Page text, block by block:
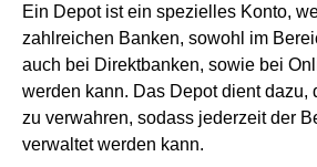
Ein Depot ist ein spezielles Konto,
zahlreichen Banken, sowohl im
auch bei Direktbanken, sowie bei
werden kann. Das Depot dient dazu,
zu verwahren, sodass jederzeit der
verwaltet werden kann.